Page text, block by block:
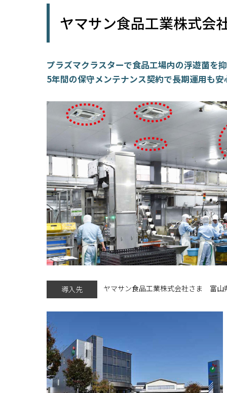
ヤマサン食品工業株式会
プラズマクラスターで食品工場内の浮遊菌を
5年間の保守メンテナンス契約で長期運用も安
導入先 ヤマサン食品工業株式会社さま 富山